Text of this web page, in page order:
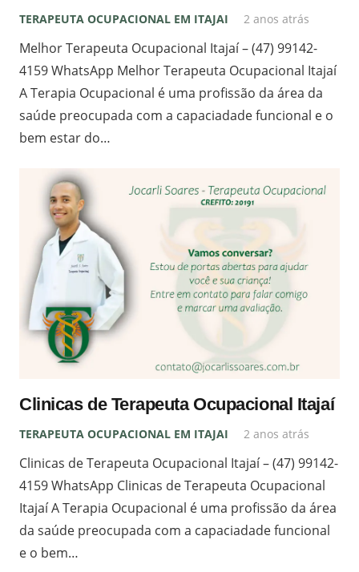
TERAPEUTA OCUPACIONAL EM ITAJAI 2 anos atrás
Melhor Terapeuta Ocupacional Itajaí – (47) 99142-
4159 WhatsApp Melhor Terapeuta Ocupacional Itajaí
A Terapia Ocupacional é uma profissão da área da
saúde preocupada com a capaciadade funcional e o
bem estar do…
Clinicas de Terapeuta Ocupacional Itajaí
TERAPEUTA OCUPACIONAL EM ITAJAI 2 anos atrás
Clinicas de Terapeuta Ocupacional Itajaí – (47) 99142-
4159 WhatsApp Clinicas de Terapeuta Ocupacional
Itajaí A Terapia Ocupacional é uma profissão da área
da saúde preocupada com a capaciadade funcional
e o bem…